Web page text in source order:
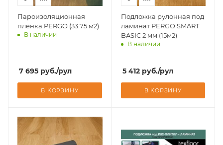
Пароизоляционная
плёнка PERGO (33.75 м2)
В наличии
7 695 руб./рул
В КОРЗИНУ
Подложка рулонная под
ламинат PERGO SMART
BASIC 2 мм (15м2)
В наличии
5 412руб./рул
В КОРЗИНУ